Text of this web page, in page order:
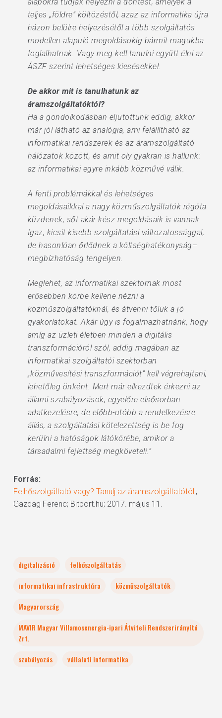
teljes „földre” költözéstől, azaz az informatika újra
házon belülre helyezésétől a több szolgáltatós
modellen alapuló megoldásokig bármit magukba
foglalhatnak. Vagy meg kell tanulni együtt élni az
ÁSZF szerint lehetséges kiesésekkel.
De akkor mit is tanulhatunk az
áramszolgáltatóktól?
Ha a gondolkodásban eljutottunk eddig, akkor
már jól látható az analógia, ami felállítható az
informatikai rendszerek és az áramszolgáltató
hálózatok között, és amit oly gyakran is hallunk:
az informatikai egyre inkább közművé válik.
A fenti problémákkal és lehetséges
megoldásaikkal a nagy közműszolgáltatók régóta
küzdenek, sőt akár kész megoldásaik is vannak.
Igaz, kicsit kisebb szolgáltatási változatossággal,
de hasonlóan őrlődnek a költséghatékonyság–
megbízhatóság tengelyen.
Meglehet, az informatikai szektornak most
erősebben körbe kellene nézni a
közműszolgáltatóknál, és átvenni tőlük a jó
gyakorlatokat. Akár úgy is fogalmazhatnánk, hogy
amíg az üzleti életben minden a digitális
transzformációról szól, addig magában az
informatikai szolgáltatói szektorban
„közművesítési transzformációt” kell végrehajtani,
lehetőleg önként. Mert már elkezdtek érkezni az
állami szabályozások, egyelőre elsősorban
adatkezelésre, de előbb-utóbb a rendelkezésre
állás, a szolgáltatási kötelezettség is be fog
kerülni a hatóságok látókörébe, amikor a
társadalmi fejlettség megköveteli.”
Forrás:
Felhőszolgáltató vagy? Tanulj az áramszolgáltatótól!;
Gazdag Ferenc; Bitport.hu; 2017. május 11.
digitalizáció
felhőszolgáltatás
informatikai infrastruktúra
közműszolgáltatók
Magyarország
MAVIR Magyar Villamosenergia-ipari Átviteli Rendszerirányító
Zrt.
szabályozás
vállalati informatika